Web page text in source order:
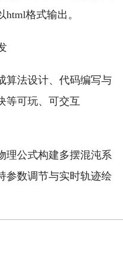
格式输出。
算法设计、代码编写与
等可玩、可交互
理公式构建多摆混沌系
参数调节与实时轨迹绘